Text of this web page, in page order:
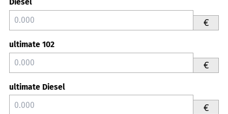
€
ultimate 102
€
ultimate Diesel
€